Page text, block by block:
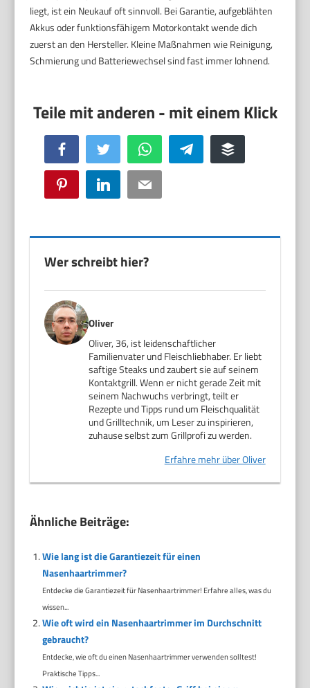
liegt, ist ein Neukauf oft sinnvoll. Bei Garantie, aufgeblähten
Akkus oder funktionsfähigem Motorkontakt wende dich
zuerst an den Hersteller. Kleine Maßnahmen wie Reinigung,
Schmierung und Batteriewechsel sind fast immer lohnend.
Facebook Twitter WhatsApp Telegram Buffer
Pinterest LinkedIn Email
Wer schreibt hier?
Oliver
Oliver, 36, ist leidenschaftlicher
Familienvater und Fleischliebhaber. Er liebt
saftige Steaks und zaubert sie auf seinem
Kontaktgrill. Wenn er nicht gerade Zeit mit
seinem Nachwuchs verbringt, teilt er
Rezepte und Tipps rund um Fleischqualität
und Grilltechnik, um Leser zu inspirieren,
zuhause selbst zum Grillprofi zu werden.
Erfahre mehr über Oliver
Ähnliche Beiträge:
Wie lang ist die Garantiezeit für einen
Nasenhaartrimmer?
Entdecke die Garantiezeit für Nasenhaartrimmer! Erfahre alles, was du
wissen...
Wie oft wird ein Nasenhaartrimmer im Durchschnitt
gebraucht?
Entdecke, wie oft du einen Nasenhaartrimmer verwenden solltest!
Praktische Tipps...